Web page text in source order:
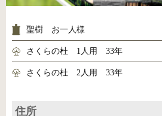
聖樹 お一人様
さくらの杜 1人用 33年
さくらの杜 2人用 33年
住所